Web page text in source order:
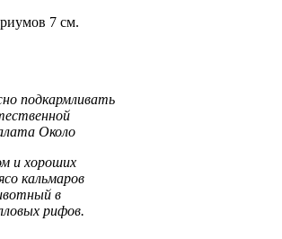
7 см.
подкармливать
Около
и хороших
кальмаров
в
рифов.